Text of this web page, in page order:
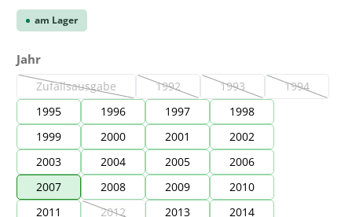
am Lager
Jahrauswählen
Zufallsausgabe
(Diese Option ist zurzeit nicht verfügbar.)
1992
(Diese Option ist zurzeit nicht verfügbar.)
1993
(Diese Option ist zurzeit
1994
(Diese
1995 1996 1997
1998
1999
2000 2001
2002
2003
2004 2005
2006
2007
2008 2009
2010
2011
2012 2013
2014